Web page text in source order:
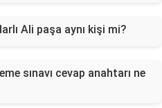
Ali paşa aynı kişi mi?
sınavı cevap anahtarı ne